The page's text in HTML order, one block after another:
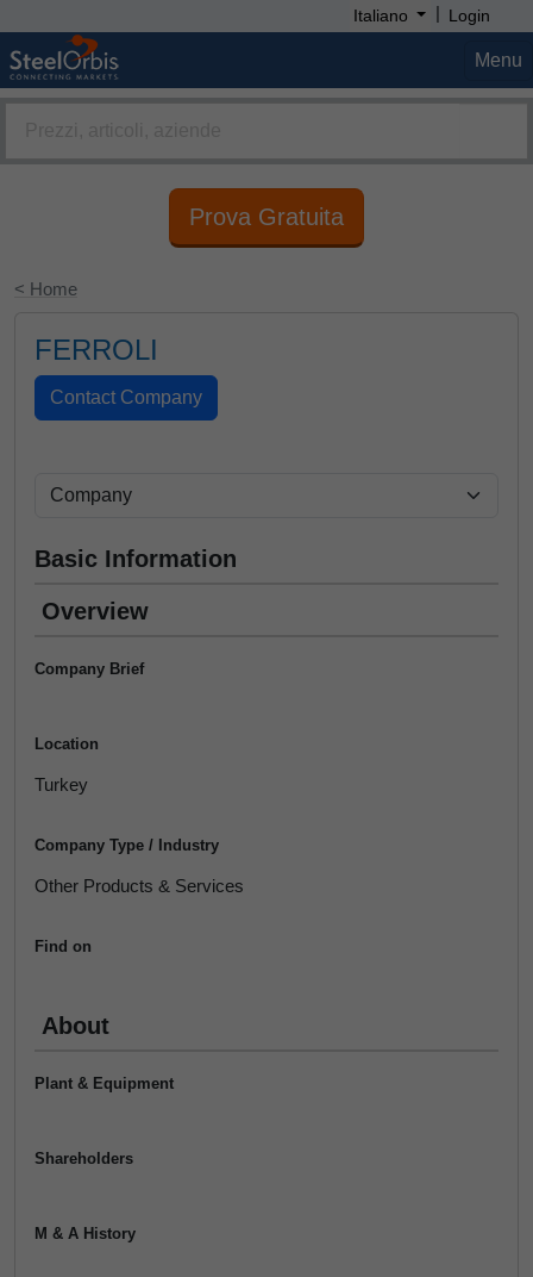
Italiano | Login
Menu
Prova Gratuita
< Home
FERROLI
Basic Information
Overview
Company Brief
Location
Turkey
Company Type / Industry
Other Products & Services
Find on
About
Plant & Equipment
Shareholders
M & A History